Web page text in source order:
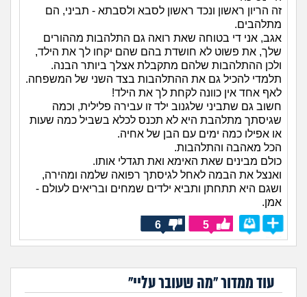
זה הריון ראשון ונכד ראשון לסבא ולסבתא - תביני, הם
מתלהבים.
אגב, אני די בטוחה שאת רואה גם התלהבות מההורים
שלך, את פשוט לא חושדת בהם שהם יקחו לך את הילד,
ולכן ההתלהבות שלהם מתקבלת אצלך ביותר הבנה.
תלמדי להכיל גם את ההתלהבות בצד השני של המשפחה.
לאף אחד אין כוונה לקחת לך את הילד!
חשוב גם שתביני שלגנוב ילד זו עבירה פלילית, וכמה
שגיסתך מתלהבת היא לא תכנס לכלא בשביל כמה שעות
או אפילו כמה ימים עם הבן של אחיה.
הכל מאהבה והתלהבות.
כולם מבינים שאת האימא ואת תגדלי אותו.
ואנצל את הבמה לאחל לגיסתך רפואה שלמה ומהירה,
ושגם היא תתחתן ותביא ילדים שמחים ובריאים לעולם -
אמן.
5
6
עוד ממדור "מה שעובר עליי"